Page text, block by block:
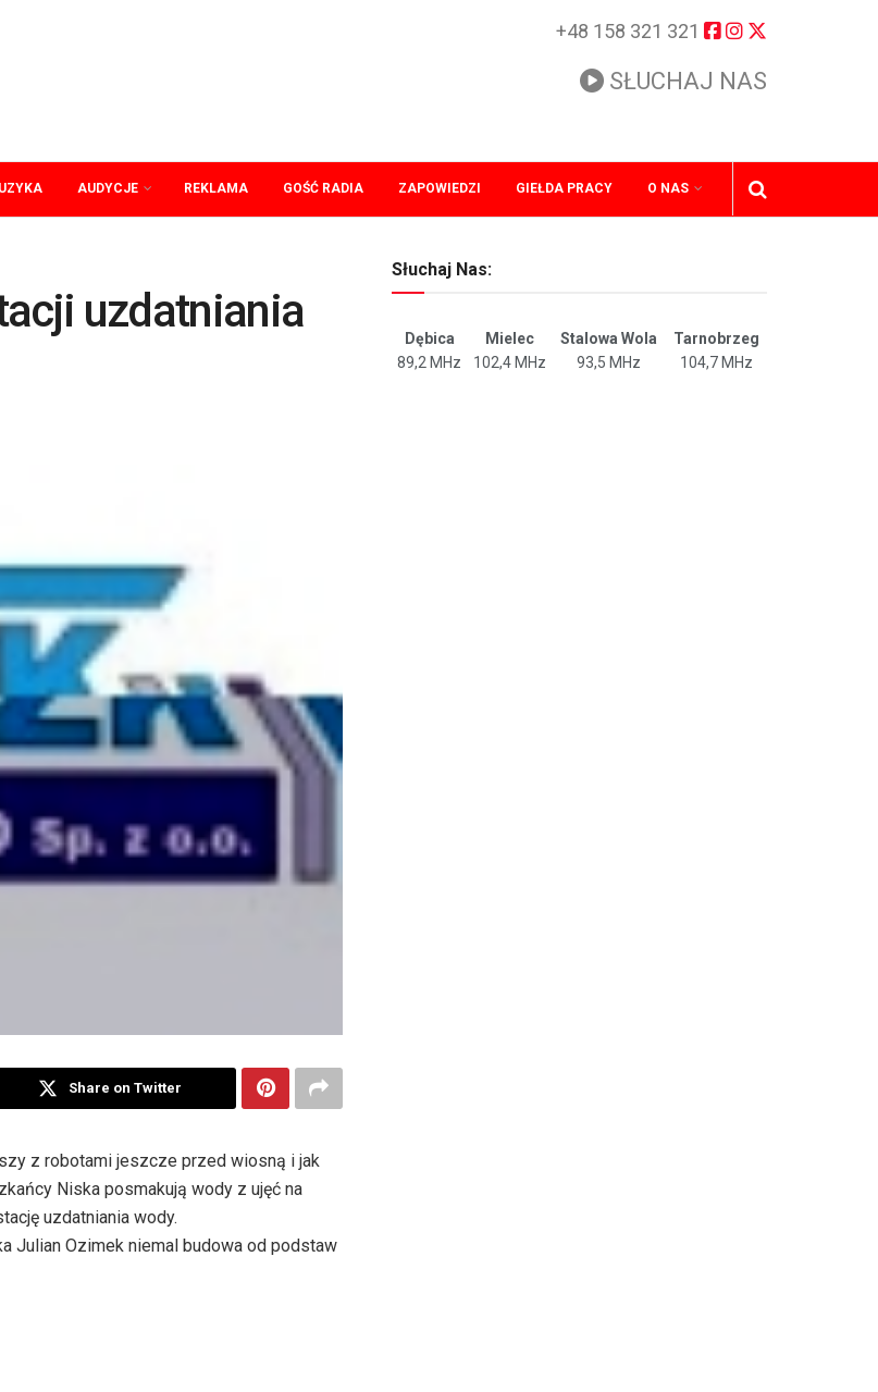
+48 158 321 321
SŁUCHAJ NAS
AUDYCJE REKLAMA GOŚĆ RADIA ZAPOWIEDZI GIEŁDA PRACY O NAS
uzdatniania
Share on Twitter
z robotami jeszcze przed wiosną i jak
Niska posmakują wody z ujęć na
uzdatniania wody.
Julian Ozimek niemal budowa od podstaw
Słuchaj Nas:
Dębica Mielec Stalowa Wola
Tarnobrzeg
89,2 MHz
102,4 MHz 93,5 MHz 104,7 MHz